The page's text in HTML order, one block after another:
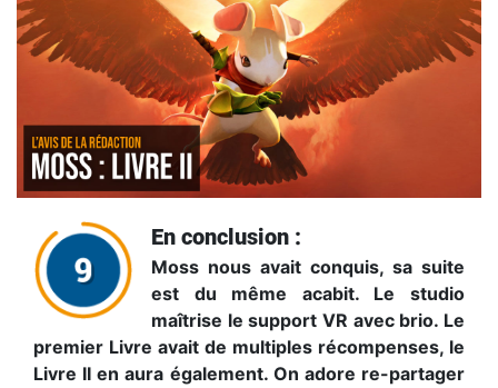
En conclusion :
Moss nous avait conquis, sa suite
est du même acabit. Le studio
maîtrise le support VR avec brio. Le
premier Livre avait de multiples récompenses, le
Livre II en aura également. On adore re-partager